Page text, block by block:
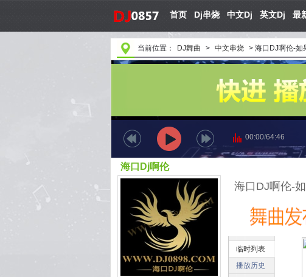
首页 Dj串烧 中文Dj 英文Dj 最
当前位置： DJ舞曲 > 中文串烧 > 海口DJ啊伦-如
00:00/64:46
临时列表
播放历史
海口Dj啊伦